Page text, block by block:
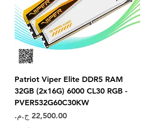
Patriot Viper Elite DDR5 RAM
32GB (2x16G) 6000 CL30 RGB -
PVER532G60C30KW
السعر